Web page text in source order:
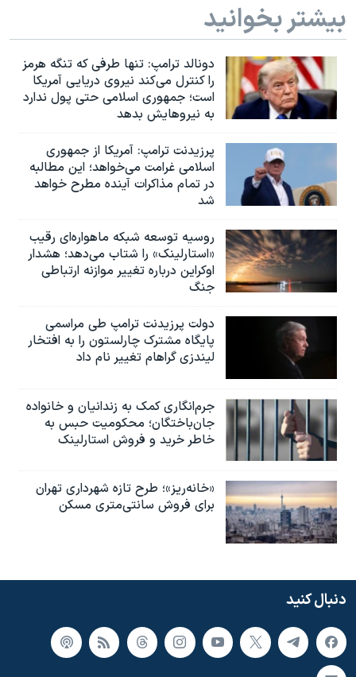
بیشتر بخوانید
دونالد ترامپ: تنها طرفی که تنگه هرمز
را کنترل می‌کند نیروی دریایی آمریکا
است؛ جمهوری اسلامی حتی پول ندارد
به نیروهایش بدهد
پرزیدنت ترامپ: آمریکا از جمهوری
اسلامی غرامت می‌خواهد؛ این مطالبه
در تمام مذاکرات آینده مطرح خواهد
شد
روسیه توسعه شبکه ماهواره‌ای رقیب
«استارلینک» را شتاب می‌دهد؛ هشدار
اوکراین درباره تغییر موازنه ارتباطی
جنگ
دولت پرزیدنت ترامپ طی مراسمی
پایگاه مشترک چارلستون را به افتخار
لیندزی گراهام تغییر نام داد
جرم‌انگاری کمک به زندانیان و خانواده
جان‌باختگان؛ محکومیت حبس به‌
خاطر خرید و فروش استارلینک
«خانه‌ریز»؛ طرح تازه شهرداری تهران
برای فروش سانتی‌متری مسکن
دنبال کنید